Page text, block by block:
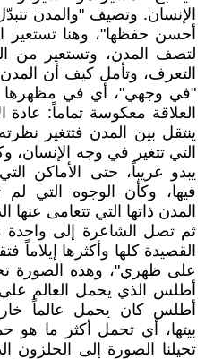
الإنسان. وتضيف "والمدن
أحسن حفظها"، وهنا
لتصف المدن، وتستعير من
التعرف، وتأمل كيف أن المدن
"في وجهي"، أي في مظهرها
العلاقة معكوسة تماماً: عادة
ينتقل بين المدن فتتغير
التي تتغير في وجه
يبدو غريباً، حتى الأماكن
فيها، وكأن الوجوه التي
المدن ذاتها التي تتعامى عنها
ثم تصل الشاعرة إلى
القصيدة كلها وأكثرها
على ظهري"، وهذه الصورة
أطلس الذي يحمل العالم
أطلس كان يحمل عالماً
بيتها، أي تحمل أكثر ما
تحيلنا الصورة إلى الحلزون